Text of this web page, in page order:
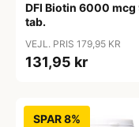
DFI Biotin 6000 mcg
tab.
VEJL. PRIS 179,95 KR
131,95 kr
SPAR 8%